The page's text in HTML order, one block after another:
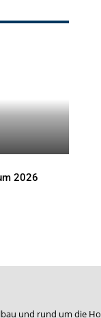
2026
und rund um die